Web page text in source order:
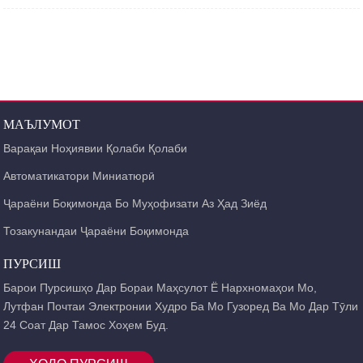
кам гузариши хатҳо истифода шавад.
МАЪЛУМОТ
Варақаи Ноҳиявии Қолаби Қолаби
Автоматикатори Миниатюрӣ
Ҷараёни Боқимонда Бо Муҳофизати Аз Ҳад Зиёд
Тозакунандаи Ҷараёни Боқимонда
ПУРСИШ
Барои Пурсишҳо Дар Бораи Маҳсулот Ё Нархномаҳои Мо,
Лутфан Почтаи Электронии Худро Ба Мо Гузоред Ва Мо Дар Тӯли
24 Соат Дар Тамос Хоҳем Буд.